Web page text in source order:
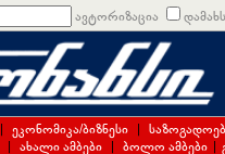
ავტორიზაცია
| ეკონომიკა/ბიზნესი |
| ახალი ამბები | ბოლო ამბები |